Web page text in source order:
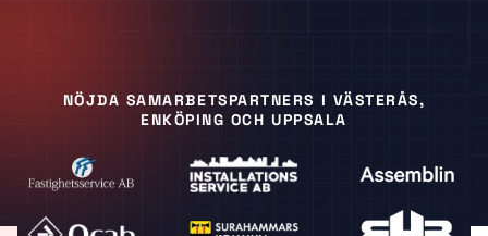
NÖJDA SAMARBETSPARTNERS I VÄSTERÅS,
ENKÖPING OCH UPPSALA